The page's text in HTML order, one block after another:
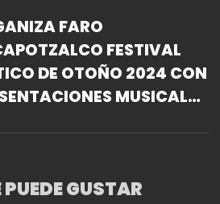
FARO
FESTIVAL
DE OTOÑO 2024 CON
MUSICALES
GUSTAR